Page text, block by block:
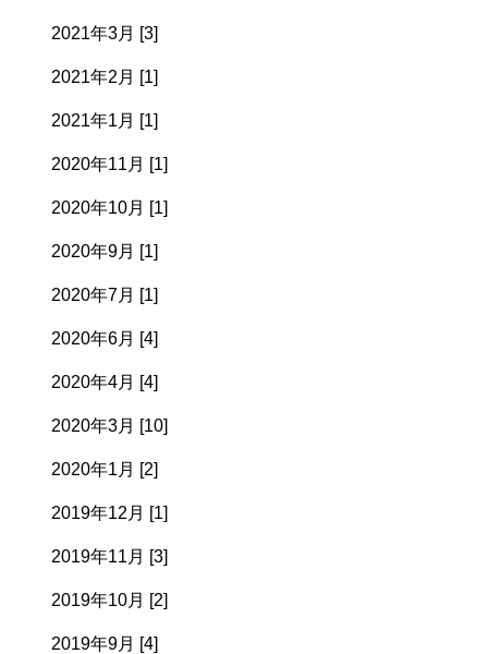
2021年3月 [3]
2021年2月 [1]
2021年1月 [1]
2020年11月 [1]
2020年10月 [1]
2020年9月 [1]
2020年7月 [1]
2020年6月 [4]
2020年4月 [4]
2020年3月 [10]
2020年1月 [2]
2019年12月 [1]
2019年11月 [3]
2019年10月 [2]
2019年9月 [4]